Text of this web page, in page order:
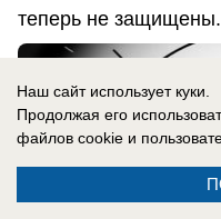
теперь не защищены.
Наш сайт использует куки.
Продолжая его
файлов cookie и